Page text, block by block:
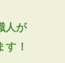
人が
す！